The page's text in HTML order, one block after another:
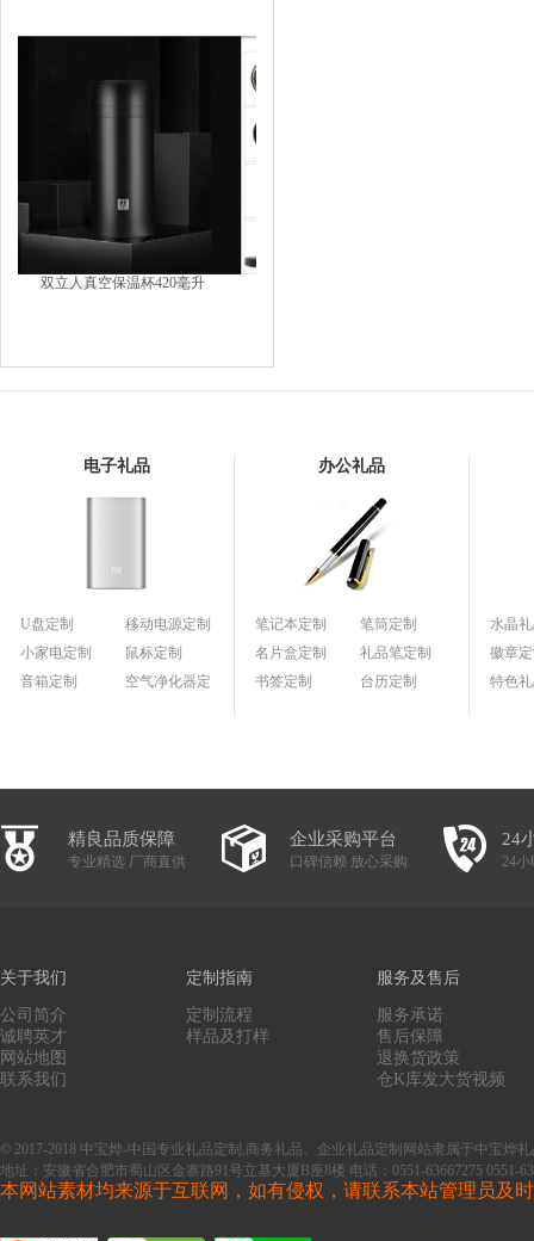
双立人真空保温杯420毫升
电子礼品
U盘定制
移动电源定制
小家电定制
鼠标定制
音箱定制
空气净化器定
办公礼品
笔记本定制
笔筒定制
名片盒定制
礼品笔定制
书签定制
台历定制
水晶
徽章
特色
精良品质保障
专业精选 厂商直供
企业采购平台
口碑信赖 放心采购
24
24
关于我们
公司简介
诚聘英才
网站地图
联系我们
定制指南
定制流程
样品及打样
服务及售后
服务承诺
售后保障
退换货政策
仓K库发大货视频
© 2017-2018 中宝烨-中国专业礼品定制,商务礼品、企业礼品定制网站隶属于中宝烨
地址：安徽省合肥市蜀山区金寨路91号立基大厦B座8楼 电话：0551-63667275 0551-
本网站素材均来源于互联网，如有侵权，请联系本站管理员及